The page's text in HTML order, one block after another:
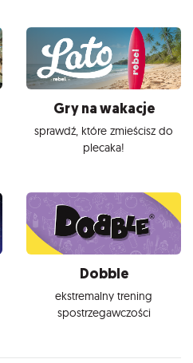
Gry na wakacje
sprawdź, które zmieścisz do
plecaka!
Dobble
ekstremalny trening
spostrzegawczości